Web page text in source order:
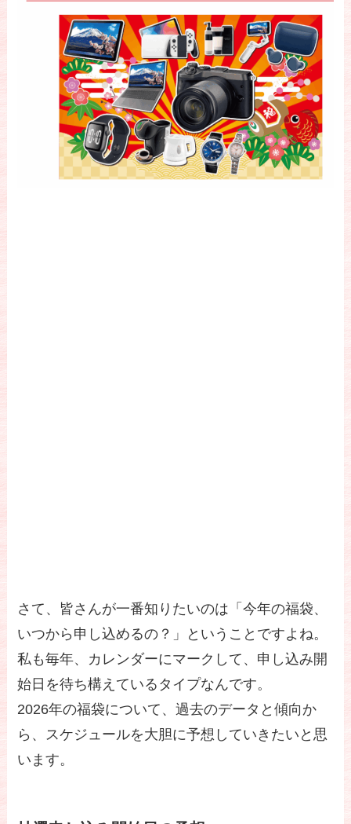
さて、皆さんが一番知りたいのは「今年の福袋、
いつから申し込めるの？」ということですよね。
私も毎年、カレンダーにマークして、申し込み開
始日を待ち構えているタイプなんです。
2026年の福袋について、過去のデータと傾向か
ら、スケジュールを大胆に予想していきたいと思
います。